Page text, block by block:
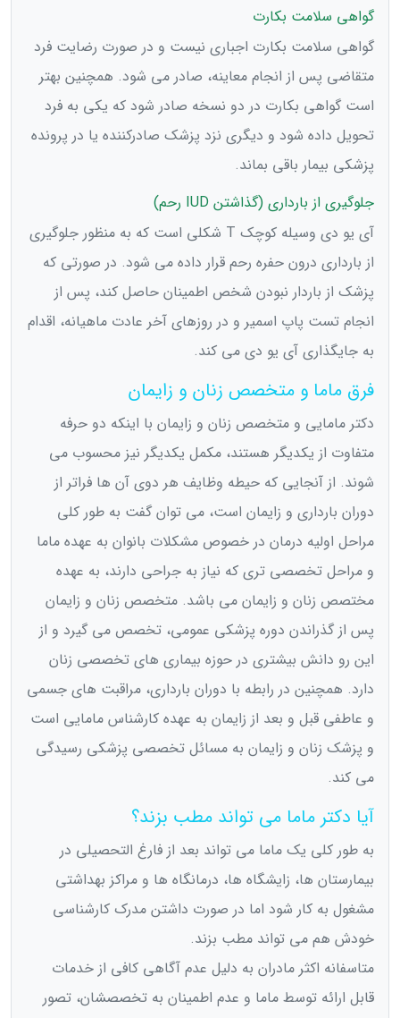
گواهی سلامت بکارت
گواهی سلامت بکارت اجباری نیست و در صورت رضایت فرد
متقاضی پس از انجام معاینه، صادر می شود. همچنین بهتر
است گواهی بکارت در دو نسخه صادر شود که یکی به فرد
تحویل داده شود و دیگری نزد پزشک صادرکننده یا در پرونده
پزشکی بیمار باقی بماند.
جلوگیری از بارداری (گذاشتن IUD رحم)
آی یو دی وسیله کوچک T شکلی است که به منظور جلوگیری
از بارداری درون حفره رحم قرار داده می شود. در صورتی که
پزشک از باردار نبودن شخص اطمینان حاصل کند، پس از
انجام تست پاپ اسمیر و در روزهای آخر عادت ماهیانه، اقدام
به جایگذاری آی یو دی می کند.
فرق ماما و متخصص زنان و زایمان
دکتر مامایی و متخصص زنان و زایمان با اینکه دو حرفه
متفاوت از یکدیگر هستند، مکمل یکدیگر نیز محسوب می
شوند. از آنجایی که حیطه وظایف هر دوی آن ها فراتر از
دوران بارداری و زایمان است، می توان گفت به طور کلی
مراحل اولیه درمان در خصوص مشکلات بانوان به عهده ماما
و مراحل تخصصی تری که نیاز به جراحی دارند، به عهده
مختصص زنان و زایمان می باشد. متخصص زنان و زایمان
پس از گذراندن دوره پزشکی عمومی، تخصص می گیرد و از
این رو دانش بیشتری در حوزه بیماری های تخصصی زنان
دارد. همچنین در رابطه با دوران بارداری، مراقبت های جسمی
و عاطفی قبل و بعد از زایمان به عهده کارشناس مامایی است
و پزشک زنان و زایمان به مسائل تخصصی پزشکی رسیدگی
می کند.
آیا دکتر ماما می تواند مطب بزند؟
به طور کلی یک ماما می تواند بعد از فارغ التحصیلی در
بیمارستان ها، زایشگاه ها، درمانگاه ها و مراکز بهداشتی
مشغول به کار شود اما در صورت داشتن مدرک کارشناسی
خودش هم می تواند مطب بزند.
متاسفانه اکثر مادران به دلیل عدم آگاهی کافی از خدمات
قابل ارائه توسط ماما و عدم اطمینان به تخصصشان، تصور